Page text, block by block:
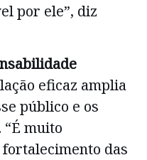
por ele”, diz
eficaz amplia
público e os
muito
das